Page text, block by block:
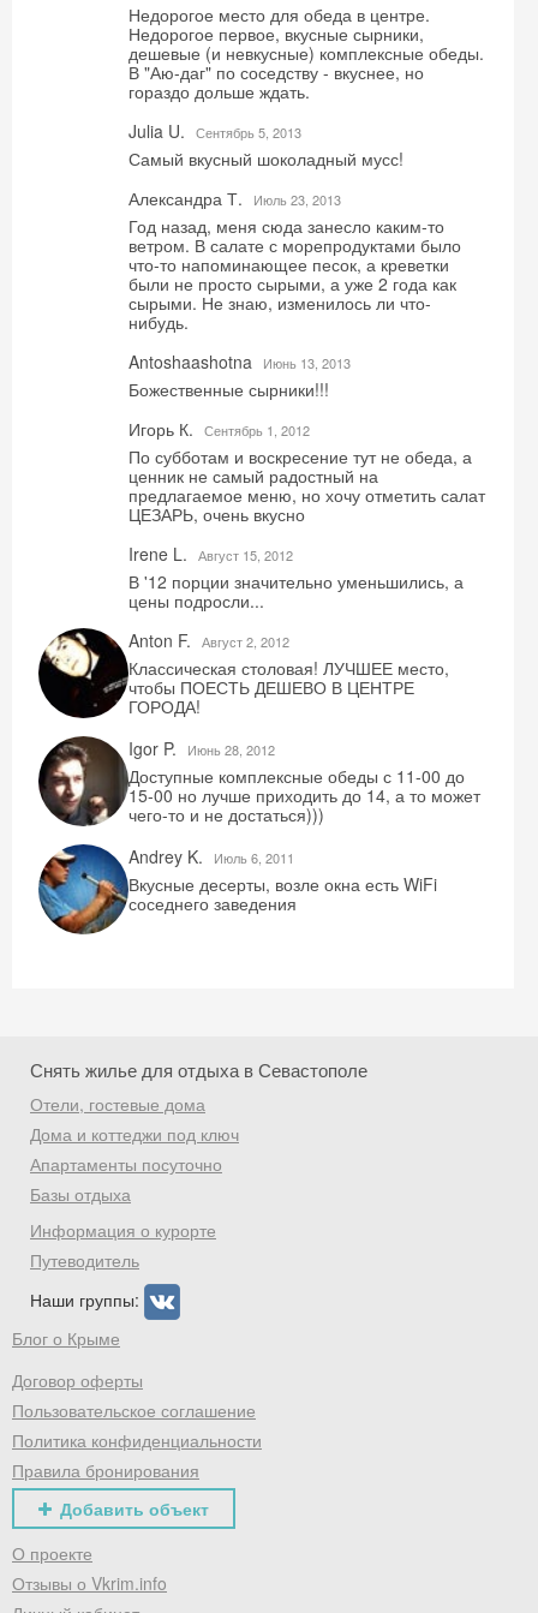
Недорогое место для обеда в центре.
Недорогое первое, вкусные сырники,
дешевые (и невкусные) комплексные обеды.
В "Аю-даг" по соседству - вкуснее, но
гораздо дольше ждать.
Julia U.
Сентябрь 5, 2013
Самый вкусный шоколадный мусс!
Александра Т.
Июль 23, 2013
Год назад, меня сюда занесло каким-то
ветром. В салате с морепродуктами было
что-то напоминающее песок, а креветки
были не просто сырыми, а уже 2 года как
сырыми. Не знаю, изменилось ли что-
нибудь.
Antoshaashotna
Июнь 13, 2013
Божественные сырники!!!
Игорь К.
Сентябрь 1, 2012
По субботам и воскресение тут не обеда, а
ценник не самый радостный на
предлагаемое меню, но хочу отметить салат
ЦЕЗАРЬ, очень вкусно
Irene L.
Август 15, 2012
В '12 порции значительно уменьшились, а
цены подросли...
Anton F.
Август 2, 2012
Классическая столовая! ЛУЧШЕЕ место,
чтобы ПОЕСТЬ ДЕШЕВО В ЦЕНТРЕ
ГОРОДА!
Igor P.
Июнь 28, 2012
Доступные комплексные обеды с 11-00 до
15-00 но лучше приходить до 14, а то может
чего-то и не достаться)))
Andrey K.
Июль 6, 2011
Вкусные десерты, возле окна есть WiFi
соседнего заведения
Снять жилье для отдыха в Севастополе
Отели, гостевые дома
Дома и коттеджи под ключ
Апартаменты посуточно
Базы отдыха
Информация о курорте
Путеводитель
Наши группы:
Блог о Крыме
Договор оферты
Пользовательское соглашение
Политика конфиденциальности
Правила бронирования
Добавить объект
О проекте
Отзывы о Vkrim.info
Скидка −5%
Хочешь дешевле? Оставь почту и получи
промокод на первое бронирование!